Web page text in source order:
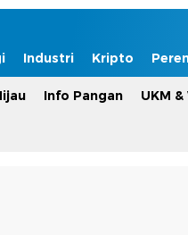
Industri Kripto
Info Pangan UKM